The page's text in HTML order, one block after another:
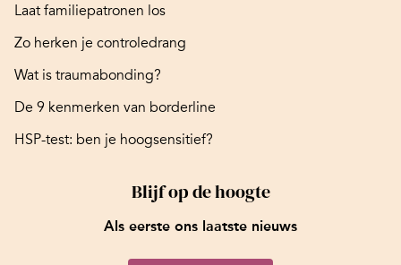
Laat familiepatronen los
Zo herken je controledrang
Wat is traumabonding?
De 9 kenmerken van borderline
HSP-test: ben je hoogsensitief?
Blijf op de hoogte
Als eerste ons laatste nieuws